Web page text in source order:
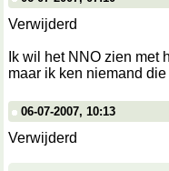
Verwijderd
Ik wil het NNO zien met
maar ik ken niemand
06-07-2007, 10:13
Verwijderd